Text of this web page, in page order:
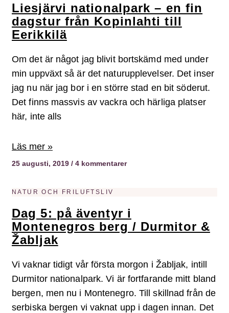
Liesjärvi nationalpark – en fin
dagstur från Kopinlahti till
Eerikkilä
Om det är något jag blivit bortskämd med under
min uppväxt så är det naturupplevelser. Det inser
jag nu när jag bor i en större stad en bit söderut.
Det finns massvis av vackra och härliga platser
här, inte alls
Läs mer »
25 augusti, 2019 4 kommentarer
NATUR OCH FRILUFTSLIV
Dag 5: på äventyr i
Montenegros berg / Durmitor &
Žabljak
Vi vaknar tidigt vår första morgon i Žabljak, intill
Durmitor nationalpark. Vi är fortfarande mitt bland
bergen, men nu i Montenegro. Till skillnad från de
serbiska bergen vi vaknat upp i dagen innan. Det